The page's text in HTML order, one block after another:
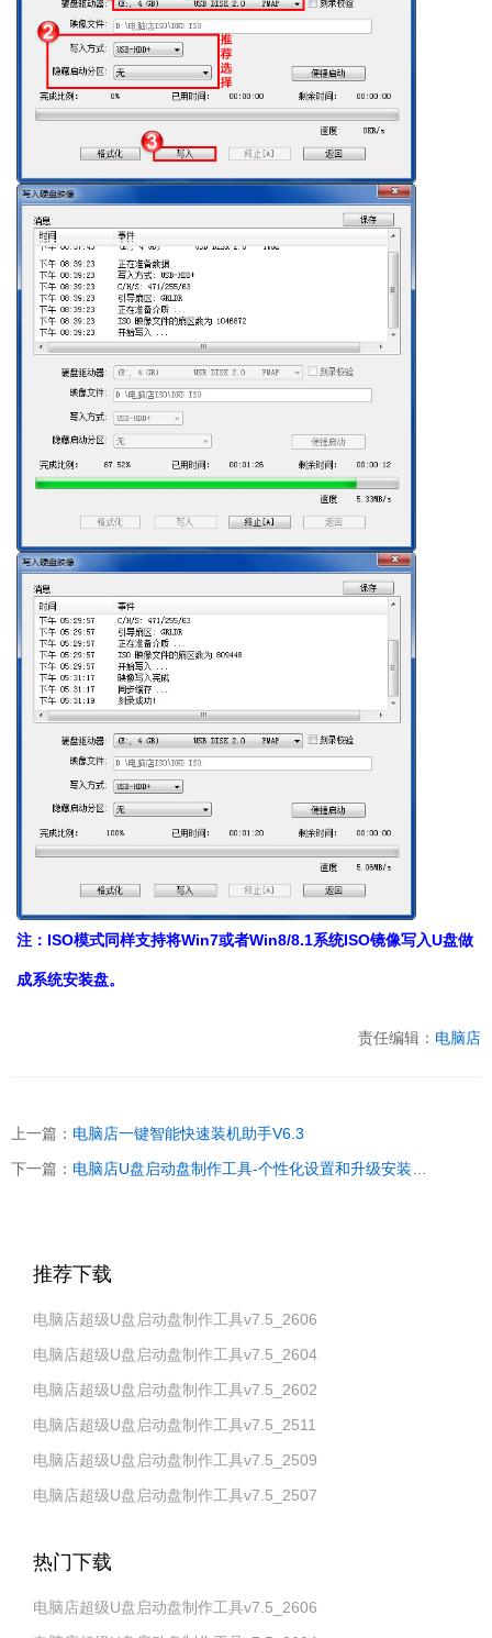
注：ISO模式同样支持将Win7或者Win8/8.1系统ISO镜像写入U盘做
成系统安装盘。
责任编辑： 电脑店
上一篇： 电脑店一键智能快速装机助手V6.3
下一篇： 电脑店U盘启动盘制作工具-个性化设置和升级安装V6.2（装机版）
推荐下载
电脑店超级U盘启动盘制作工具v7.5_2606
电脑店超级U盘启动盘制作工具v7.5_2604
电脑店超级U盘启动盘制作工具v7.5_2602
电脑店超级U盘启动盘制作工具v7.5_2511
电脑店超级U盘启动盘制作工具v7.5_2509
电脑店超级U盘启动盘制作工具v7.5_2507
热门下载
电脑店超级U盘启动盘制作工具v7.5_2606